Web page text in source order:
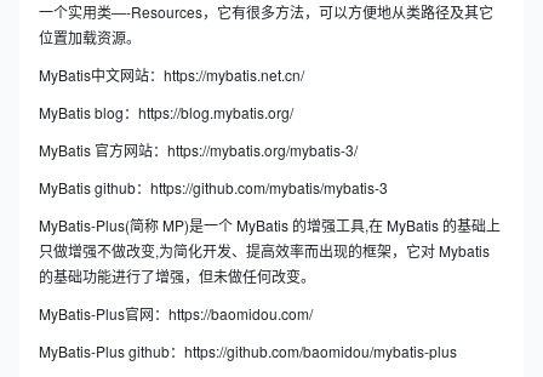
一个实用类—-Resources，它有很多方法，可以方便地从类路径及其它
位置加载资源。
MyBatis中文网站：https://mybatis.net.cn/
MyBatis blog：https://blog.mybatis.org/
MyBatis 官方网站：https://mybatis.org/mybatis-3/
MyBatis github：https://github.com/mybatis/mybatis-3
MyBatis-Plus(简称 MP)是一个 MyBatis 的增强工具,在 MyBatis 的基础上
只做增强不做改变,为简化开发、提高效率而出现的框架，它对 Mybatis
的基础功能进行了增强，但未做任何改变。
MyBatis-Plus官网：https://baomidou.com/
MyBatis-Plus github：https://github.com/baomidou/mybatis-plus